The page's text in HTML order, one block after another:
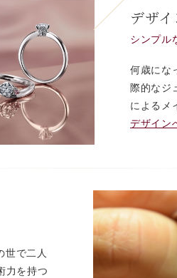
デザ
シンプル
何歳にな
際的なジ
によるメ
デザイン
世で二人
力を持つ